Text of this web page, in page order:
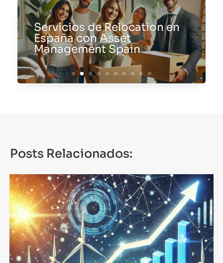
Servicios de Relocation en
España con Asset
Management Spain
Posts Relacionados: